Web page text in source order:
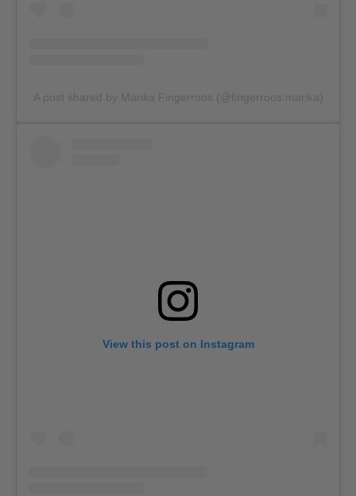
A post shared by Marika Fingerroos (@fingerroos.marika)
View this post on Instagram